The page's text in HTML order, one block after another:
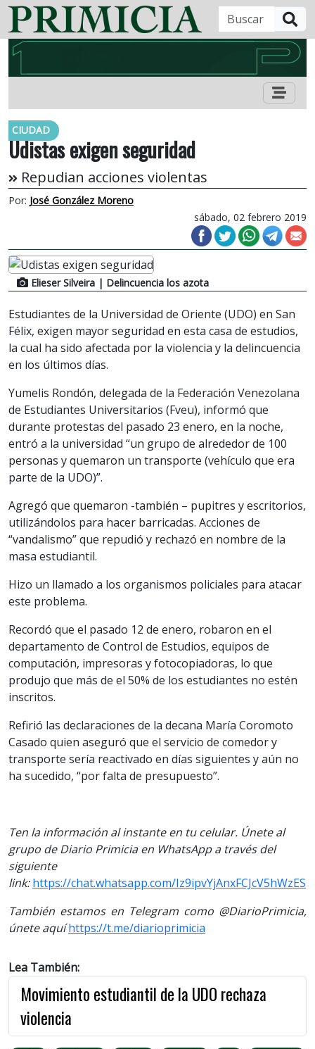
CIUDAD
Udistas exigen seguridad
Repudian acciones violentas
Por: José González Moreno
sábado, 02 febrero 2019
Elieser Silveira | Delincuencia los azota
Estudiantes de la Universidad de Oriente (UDO) en San
Félix, exigen mayor seguridad en esta casa de estudios,
la cual ha sido afectada por la violencia y la delincuencia
en los últimos días.
Yumelis Rondón, delegada de la Federación Venezolana
de Estudiantes Universitarios (Fveu), informó que
durante protestas del pasado 23 enero, en la noche,
entró a la universidad “un grupo de alrededor de 100
personas y quemaron un transporte (vehículo que era
parte de la UDO)”.
Agregó que quemaron -también – pupitres y escritorios,
utilizándolos para hacer barricadas. Acciones de
“vandalismo” que repudió y rechazó en nombre de la
masa estudiantil.
Hizo un llamado a los organismos policiales para atacar
este problema.
Recordó que el pasado 12 de enero, robaron en el
departamento de Control de Estudios, equipos de
computación, impresoras y fotocopiadoras, lo que
produjo que más de el 50% de los estudiantes no estén
inscritos.
Refirió las declaraciones de la decana María Coromoto
Casado quien aseguró que el servicio de comedor y
transporte sería reactivado en días siguientes y aún no
ha sucedido, “por falta de presupuesto”.
Ten la información al instante en tu celular. Únete al
grupo de Diario Primicia en WhatsApp a través del
siguiente
link:https://chat.whatsapp.com/Iz9ipvYjAnxFCJcV5hWzES
También estamos en Telegram como @DiarioPrimicia,
únete aquí https://t.me/diarioprimicia
Lea También:
Movimiento estudiantil de la UDO rechaza
violencia